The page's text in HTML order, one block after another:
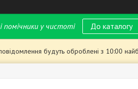
помічники у чистоті До каталогу
будуть оброблені з 10:00